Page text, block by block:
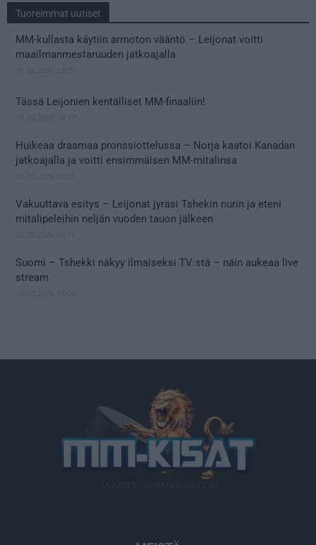
Tuoreimmat uutiset
MM-kullasta käytiin armoton vääntö – Leijonat voitti
maailmanmestaruuden jatkoajalla
Tässä Leijonien kentälliset MM-finaaliin!
Huikeaa draamaa pronssiottelussa – Norja kaatoi Kanadan
jatkoajalla ja voitti ensimmäisen MM-mitalinsa
Vakuuttava esitys – Leijonat jyräsi Tshekin nurin ja eteni
mitalipeleihin neljän vuoden tauon jälkeen
Suomi – Tshekki näkyy ilmaiseksi TV:stä – näin aukeaa live
stream